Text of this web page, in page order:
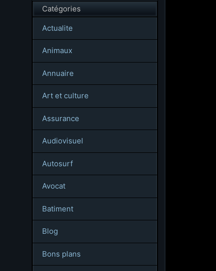
Catégories
Actualite
Animaux
Annuaire
Art et culture
Assurance
Audiovisuel
Autosurf
Avocat
Batiment
Blog
Bons plans